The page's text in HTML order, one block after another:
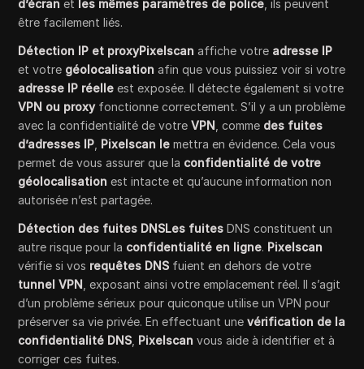
d’écran et les mêmes paramètres de police , ils peuvent
être facilement liés.
Détection IP et proxyPixelscan affiche votre adresse IP
et votre géolocalisation afin que vous puissiez voir si votre
adresse IP réelle est exposée. Il détecte également si votre
VPN ou proxyfonctionne correctement. S’il y a un problème
avec la confidentialité de votreVPN , comme des fuites
d’adresses IP Pixelscan le mettra en évidence. Cela vous
permet de vous assurer que la confidentialité de votre
géolocalisation est intacte et qu’aucune information non
autorisée n’est partagée.
Détection des fuites DNSLes fuites DNS constituent un
autre risque pour la confidentialité en ligne. Pixelscan
vérifie si vos requêtes DNS fuient en dehors de votre
tunnel VPN , exposant ainsi votre emplacement réel. Il s’agit
d’un problème sérieux pour quiconque utilise un VPN pour
préserver sa vie privée. En effectuant unevérification de la
confidentialité DNS Pixelscan vous aide à identifier et à
corriger ces fuites.